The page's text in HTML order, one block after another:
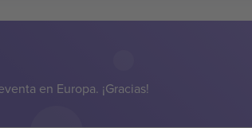
en Europa. ¡Gracias!